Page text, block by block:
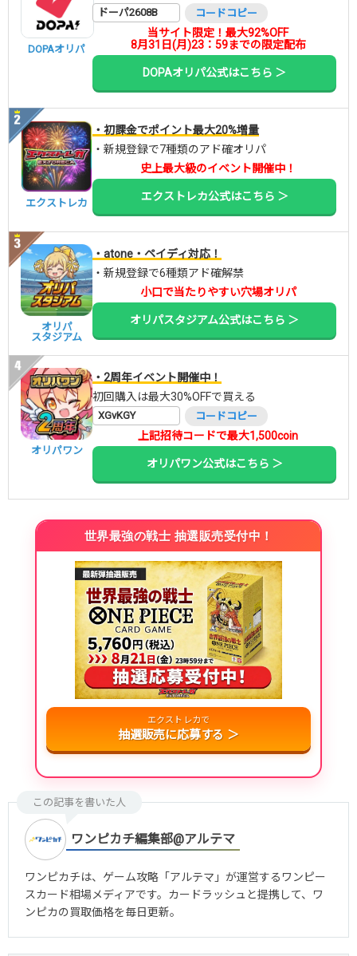
DOPAオリパ
ドーパ2608B コードコピー
当サイト限定！最大92%OFF
8月31日(月)23：59までの限定配布
DOPAオリパ公式はこちら ＞
エクストレカ
・初課金でポイント最大20%増量
・新規登録で7種類のアド確オリパ
史上最大級のイベント開催中！
エクストレカ公式はこちら ＞
オリパ
スタジアム
・atone・ペイディ対応！
・新規登録で6種類アド確解禁
小口で当たりやすい穴場オリパ
オリパスタジアム公式はこちら ＞
オリパワン
・2周年イベント開催中！
初回購入は最大30%OFFで買える
XGvKGY コードコピー
上記招待コードで最大1,500coin
オリパワン公式はこちら ＞
世界最強の戦士 抽選販売受付中！
エクストレカで
抽選販売に応募する ＞
この記事を書いた人
ワンピカチ編集部@アルテマ
ワンピカチは、ゲーム攻略「アルテマ」が運営するワンピー
スカード相場メディアです。カードラッシュと提携して、ワ
ンピカの買取価格を毎日更新。